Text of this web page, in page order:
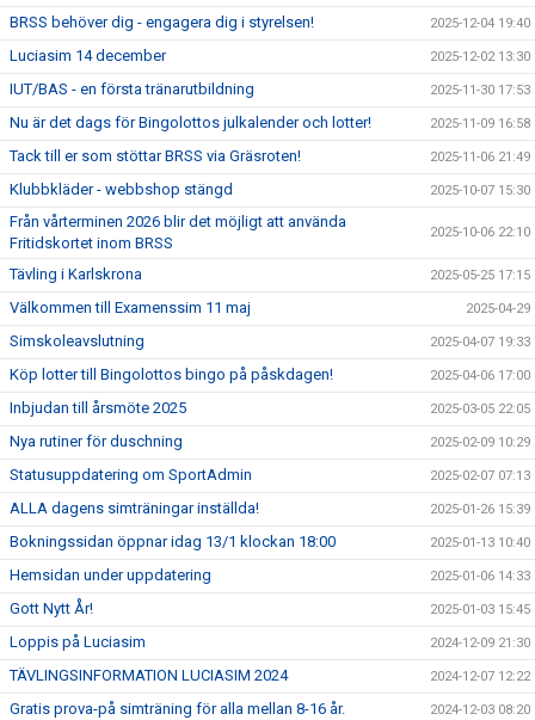
BRSS behöver dig - engagera dig i styrelsen! 2025-12-04 19:40
Luciasim 14 december 2025-12-02 13:30
IUT/BAS - en första tränarutbildning 2025-11-30 17:53
Nu är det dags för Bingolottos julkalender och lotter! 2025-11-09 16:58
Tack till er som stöttar BRSS via Gräsroten! 2025-11-06 21:49
Klubbkläder - webbshop stängd 2025-10-07 15:30
Från vårterminen 2026 blir det möjligt att använda
Fritidskortet inom BRSS
2025-10-06 22:10
Tävling i Karlskrona 2025-05-25 17:15
Välkommen till Examenssim 11 maj 2025-04-29
Simskoleavslutning 2025-04-07 19:33
Köp lotter till Bingolottos bingo på påskdagen! 2025-04-06 17:00
Inbjudan till årsmöte 2025 2025-03-05 22:05
Nya rutiner för duschning 2025-02-09 10:29
Statusuppdatering om SportAdmin 2025-02-07 07:13
ALLA dagens simträningar inställda! 2025-01-26 15:39
Bokningssidan öppnar idag 13/1 klockan 18:00 2025-01-13 10:40
Hemsidan under uppdatering 2025-01-06 14:33
Gott Nytt År! 2025-01-03 15:45
Loppis på Luciasim 2024-12-09 21:30
TÄVLINGSINFORMATION LUCIASIM 2024 2024-12-07 12:22
Gratis prova-på simträning för alla mellan 8-16 år. 2024-12-03 08:20